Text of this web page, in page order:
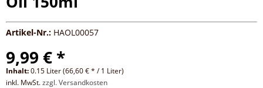
Artikel-Nr.: HAOL00057
9,99 € *
Inhalt:0.15 Liter (66,60 € * / 1 Liter)
inkl. MwSt.zzgl. Versandkosten